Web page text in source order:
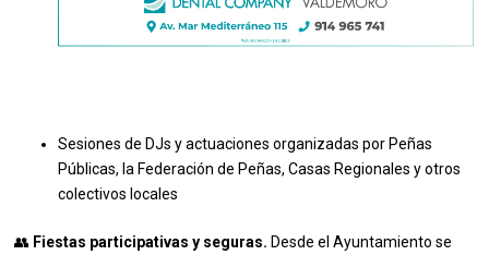
Sesiones de DJs y actuaciones organizadas por Peñas
Públicas, la Federación de Peñas, Casas Regionales y otros
colectivos locales
👥 Fiestas participativas y seguras. Desde el Ayuntamiento se